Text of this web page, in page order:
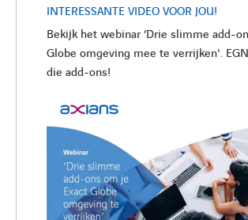
INTERESSANTE VIDEO VOOR JOU!
Bekijk het webinar ‘Drie slimme add-
Globe omgeving mee te verrijken'.
die add-ons!